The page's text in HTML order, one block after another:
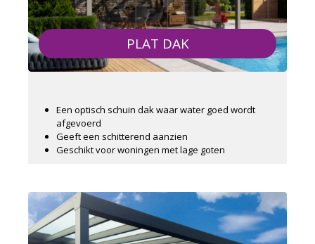
PLAT DAK
Een optisch schuin dak waar water goed wordt
afgevoerd
Geeft een schitterend aanzien
Geschikt voor woningen met lage goten